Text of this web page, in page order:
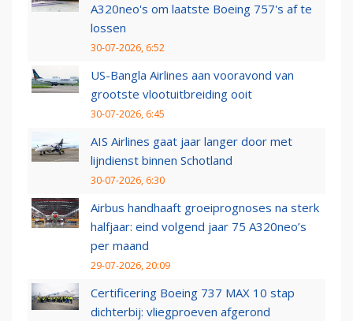
A320neo's om laatste Boeing 757's af te
lossen
30-07-2026, 6:52
US-Bangla Airlines aan vooravond van
grootste vlootuitbreiding ooit
30-07-2026, 6:45
AIS Airlines gaat jaar langer door met
lijndienst binnen Schotland
30-07-2026, 6:30
Airbus handhaaft groeiprognoses na sterk
halfjaar: eind volgend jaar 75 A320neo’s
per maand
29-07-2026, 20:09
Certificering Boeing 737 MAX 10 stap
dichterbij: vliegproeven afgerond